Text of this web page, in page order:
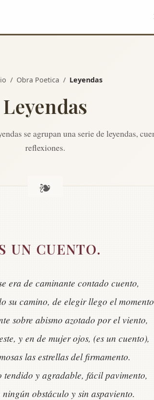
/ Obra Poetica / Leyendas
Leyendas
se agrupan una serie de leyendas,
reflexiones.
UN CUENTO.
era de caminante contado cuento,
su camino, de elegir llego el
sobre abismo azotado por el viento,
y en de mujer ojos, (es un cuento),
las estrellas del firmamento.
tendido y agradable, fácil pavimento,
obstáculo y sin aspaviento.